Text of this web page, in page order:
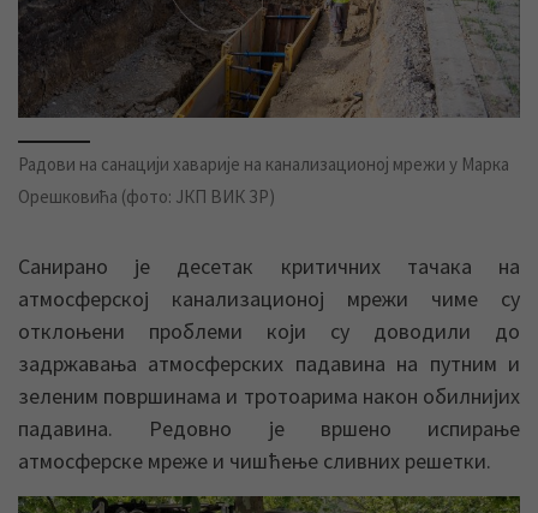
Радови на санацији хаварије на канализационој мрежи у Марка
Орешковића (фото: ЈКП ВИК ЗР)
Санирано је десетак критичних тачака на
атмосферској канализационој мрежи чиме су
отклоњени проблеми који су доводили до
задржавања атмосферских падавина на путним и
зеленим површинама и тротоарима након обилнијих
падавина. Редовно је вршено испирање
атмосферске мреже и чишћење сливних решетки.